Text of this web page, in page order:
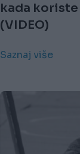
kada
(VIDEO)
Saznaj više